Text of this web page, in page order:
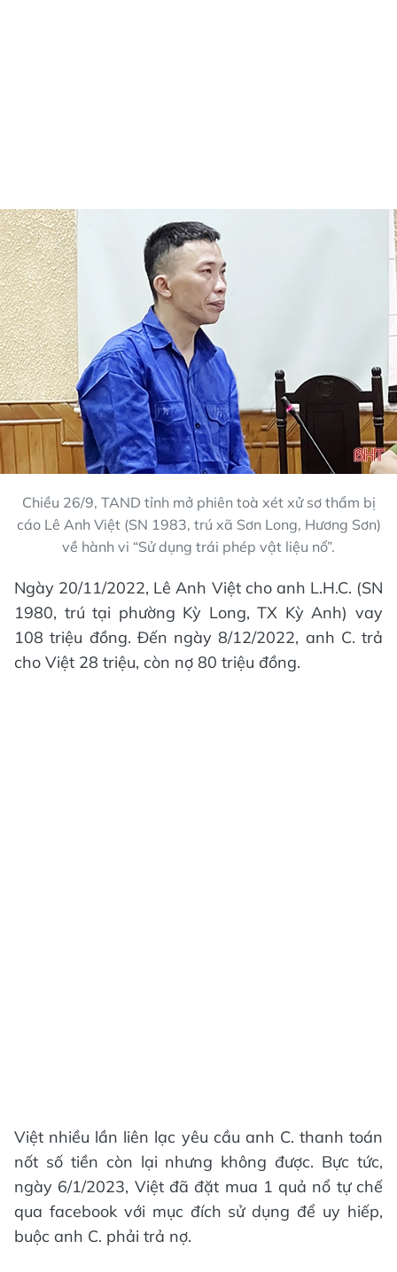
Chiều 26/9, TAND tỉnh mở phiên toà xét xử sơ thẩm bị
cáo Lê Anh Việt (SN 1983, trú xã Sơn Long, Hương Sơn)
về hành vi “Sử dụng trái phép vật liệu nổ”.
Ngày 20/11/2022, Lê Anh Việt cho anh L.H.C. (SN
1980, trú tại phường Kỳ Long, TX Kỳ Anh) vay
108 triệu đồng. Đến ngày 8/12/2022, anh C. trả
cho Việt 28 triệu, còn nợ 80 triệu đồng.
Việt nhiều lần liên lạc yêu cầu anh C. thanh toán
nốt số tiền còn lại nhưng không được. Bực tức,
ngày 6/1/2023, Việt đã đặt mua 1 quả nổ tự chế
qua facebook với mục đích sử dụng để uy hiếp,
buộc anh C. phải trả nợ.